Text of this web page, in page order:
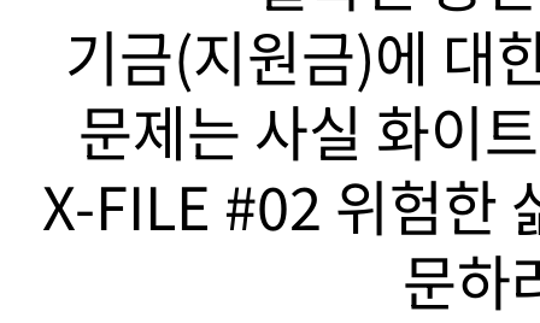
기금(지원금)에 대
문제는 사실 화이
X-FILE #02 위험한
문하